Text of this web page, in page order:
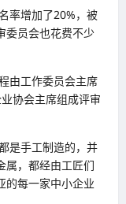
率增加了20%，被
委员会也花费不少
由工作委员会主席
协会主席组成评审
是手工制造的，并
属，都经由工匠们
的每一家中小企业